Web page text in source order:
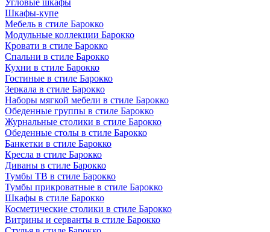
Угловые шкафы
Шкафы-купе
Мебель в стиле Барокко
Модульные коллекции Барокко
Кровати в стиле Барокко
Спальни в стиле Барокко
Кухни в стиле Барокко
Гостиные в стиле Барокко
Зеркала в стиле Барокко
Наборы мягкой мебели в стиле Барокко
Обеденные группы в стиле Барокко
Журнальные столики в стиле Барокко
Обеденные столы в стиле Барокко
Банкетки в стиле Барокко
Кресла в стиле Барокко
Диваны в стиле Барокко
Тумбы ТВ в стиле Барокко
Тумбы прикроватные в стиле Барокко
Шкафы в стиле Барокко
Косметические столики в стиле Барокко
Витрины и серванты в стиле Барокко